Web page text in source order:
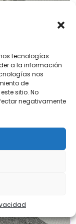
tecnologías
a la información
nos
de
sitio. No
negativamente
de bolillo
4,40